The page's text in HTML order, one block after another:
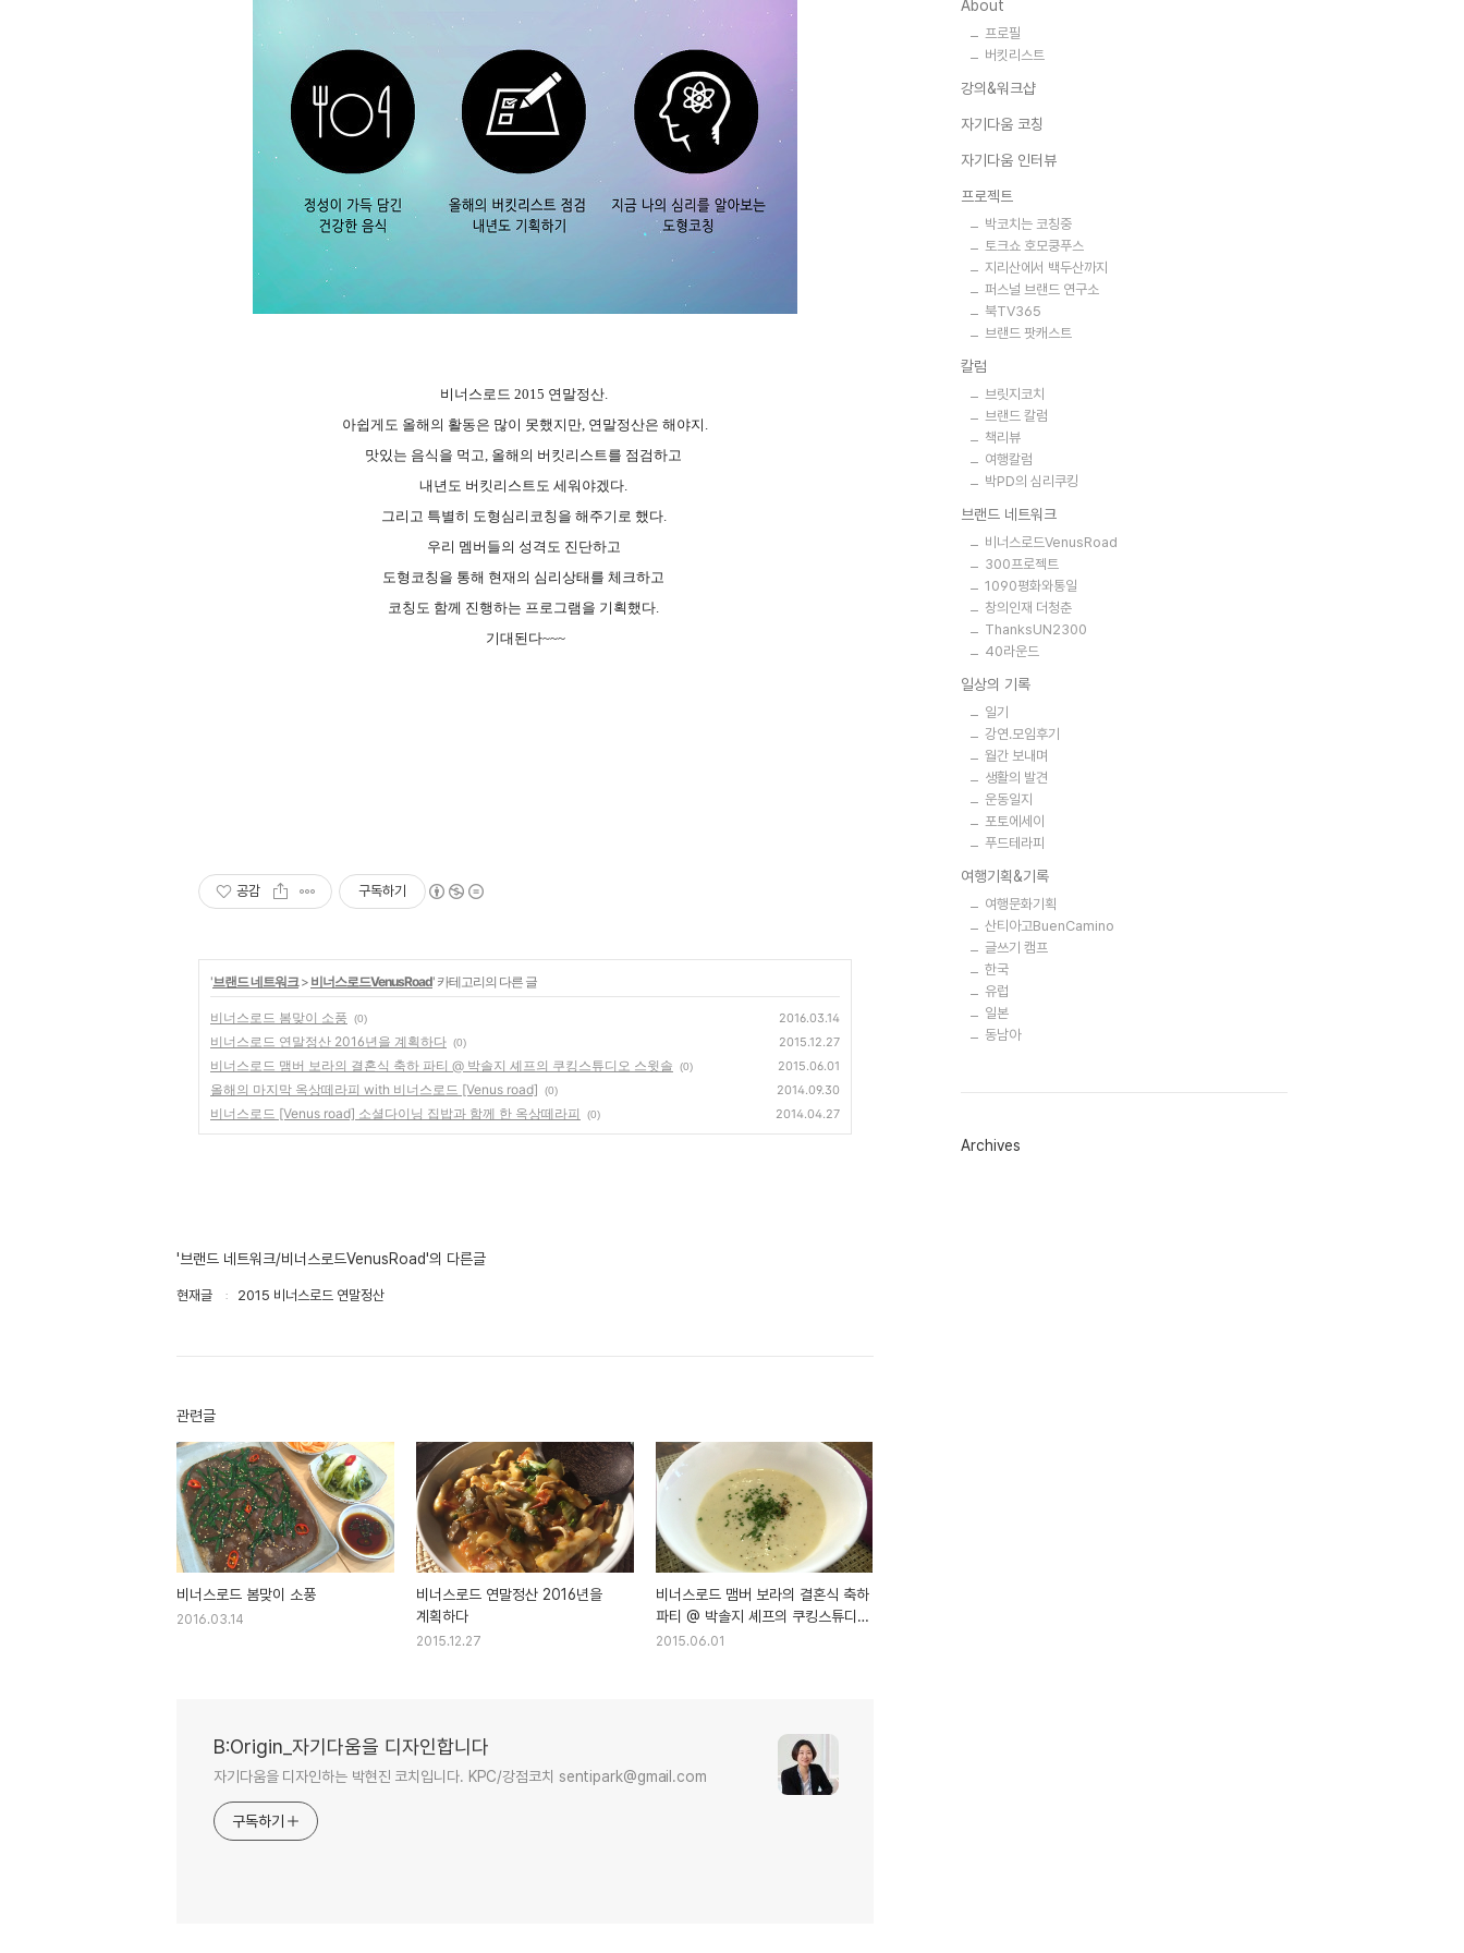
비너스로드 2015 연말정산.
아쉽게도 올해의 활동은 많이 못했지만, 연말정산은 해야지 .
맛있는 음식을 먹고, 올해의 버킷리스트를 점검하고
내년도 버킷리스트도 세워야겠다.
그리고 특별히 도형심리코칭을 해주기로 했다.
우리 멤버들의 성격도 진단하고
도형코칭을 통해 현재의 심리상태를 체크하고
코칭도 함께 진행하는 프로그램을 기획했다.
기대된다~~~
공감 구독하기
'브랜드 네트워크> 비너스로드VenusRoad' 카테고리의 다른 글
비너스로드 봄맞이 소풍 (0) 2016.03.14
비너스로드 연말정산 2016년을 계획하다 (0) 2015.12.27
비너스로드 맴버 보라의 결혼식 축하 파티 @ 박솔지 셰프의 쿠킹스튜디오 스윗솔 (0) 2015.06.01
올해의 마지막 옥상떼라피 with 비너스로드 [Venus road] (0) 2014.09.30
비너스로드 [Venus road] 소셜다이닝 집밥과 함께 한 옥상떼라피 (0) 2014.04.27
'브랜드 네트워크/비너스로드VenusRoad'의 다른글
현재글 2015 비너스로드 연말정산
관련글
비너스로드 봄맞이 소풍
2016.03.14
비너스로드 연말정산 2016년을
계획하다
2015.12.27
비너스로드 맴버 보라의 결혼식 축하
파티 @ 박솔지 셰프의 쿠킹스튜디오
스윗솔
2015.06.01
B:Origin_자기다움을 디자인합니다
자기다움을 디자인하는 박현진 코치입니다. KPC/강점코치 sentipark@gmail.com
구독하기
About
프로필
버킷리스트
강의&워크샵
자기다움 코칭
자기다움 인터뷰
프로젝트
박코치는 코칭중
토크쇼 호모쿵푸스
지리산에서 백두산까지
퍼스널 브랜드 연구소
북TV365
브랜드 팟캐스트
칼럼
브릿지코치
브랜드 칼럼
책리뷰
여행칼럼
박PD의 심리쿠킹
브랜드 네트워크
비너스로드VenusRoad
300프로젝트
1090평화와통일
창의인재 더청춘
ThanksUN2300
40라운드
일상의 기록
일기
강연.모임후기
월간 보내며
생활의 발견
운동일지
포토에세이
푸드테라피
여행기획&기록
여행문화기획
산티아고BuenCamino
글쓰기 캠프
한국
유럽
일본
동남아
Archives